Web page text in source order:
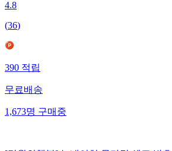
4.8
(36)
390적립
무료배송
1,673명구매중